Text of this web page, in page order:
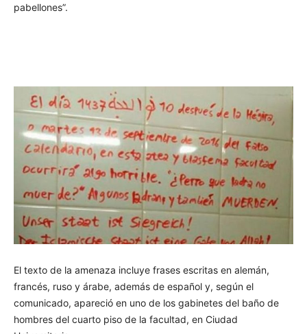
pabellones”.
El texto de la amenaza incluye frases escritas en alemán,
francés, ruso y árabe, además de español y, según el
comunicado, apareció en uno de los gabinetes del baño de
hombres del cuarto piso de la facultad, en Ciudad